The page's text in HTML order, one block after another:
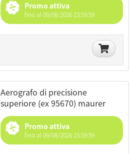
Promo attiva
fino al 09/08/2026 23:59:59
aerografo di precisione
superiore (ex 95670) maurer
Promo attiva
fino al 09/08/2026 23:59:59